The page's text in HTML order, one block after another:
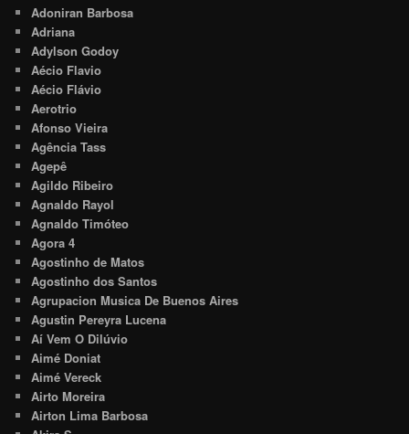
Adoniran Barbosa
Adriana
Adylson Godoy
Aécio Flavio
Aécio Flávio
Aerotrio
Afonso Vieira
Agência Tass
Agepê
Agildo Ribeiro
Agnaldo Rayol
Agnaldo Timóteo
Agora 4
Agostinho de Matos
Agostinho dos Santos
Agrupacion Musica De Buenos Aires
Agustin Pereyra Lucena
Aí Vem O Dilúvio
Aimé Doniat
Aimé Vereck
Airto Moreira
Airton Lima Barbosa